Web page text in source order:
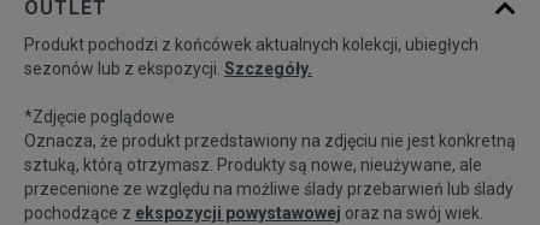
Powiadom o
M
Powiadom o
dostępności
OUTLET
Produkt pochodzi z końcówek aktualnych kolekcji, ubiegłych
sezonów lub z ekspozycji. Szczegóły.
*Zdjęcie poglądowe
Oznacza, że produkt przedstawiony na zdjęciu nie jest konkretną
sztuką, którą otrzymasz. Produkty są nowe, nieużywane, ale
przecenione ze względu na możliwe ślady przebarwień lub ślady
pochodzące z ekspozycji powystawowej oraz na swój wiek.